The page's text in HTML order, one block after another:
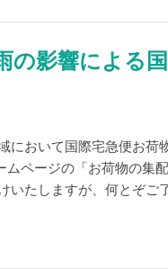
の影響による
において国際宅急便お
ページの「お荷物の集
いたしますが、何とぞご